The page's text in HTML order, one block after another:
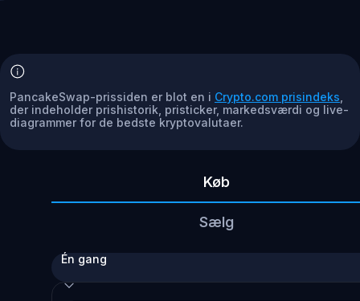
PancakeSwap-prissiden er blot en i Crypto.com prisindeks
der indeholder prishistorik, pristicker, markedsværdi og live-
diagrammer for de bedste kryptovalutaer.
Køb
Sælg
Én gang